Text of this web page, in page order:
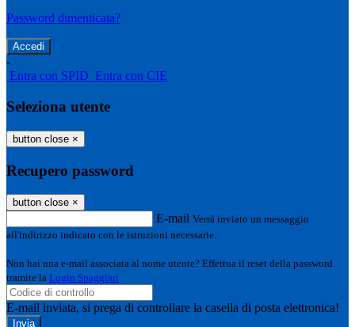
Password dimenticata?
-
Entra con SPID Entra con CIE
Seleziona utente
button close ×
Recupero password
button close ×
E-mail Verrà inviato un messaggio
all'indirizzo indicato con le istruzioni necessarie.
Non hai una e-mail associata al nome utente? Effettua il reset della password
tramite la Login Spaggiari
E-mail inviata, si prega di controllare la casella di posta elettronica!